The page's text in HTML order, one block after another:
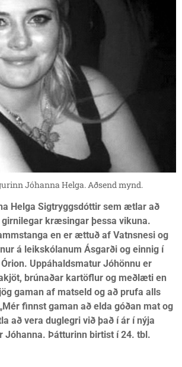
Jóhanna Helga. Aðsend mynd.
Helga Sigtryggsdóttir sem ætlar að
girnilegar kræsingar þessa vikuna.
en er ættuð af Vatnsnesi og
á leikskólanum Ásgarði og einnig í
Uppáhaldsmatur Jóhönnu er
brúnaðar kartöflur og meðlæti en
gaman af matseld og að prufa alls
finnst gaman að elda góðan mat og
að vera duglegri við það í ár í nýja
Jóhanna. Þátturinn birtist í 24. tbl.